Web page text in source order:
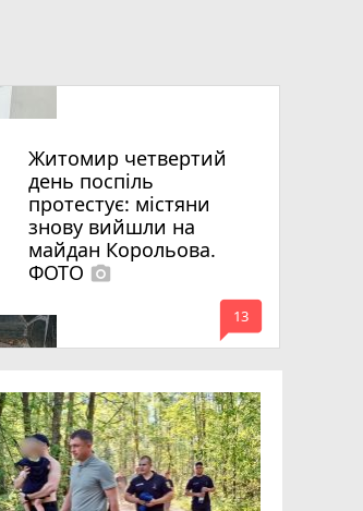
Житомир четвертий
день поспіль
протестує: містяни
знову вийшли на
майдан Корольова.
ФОТО photo_camera
mode_comment
13